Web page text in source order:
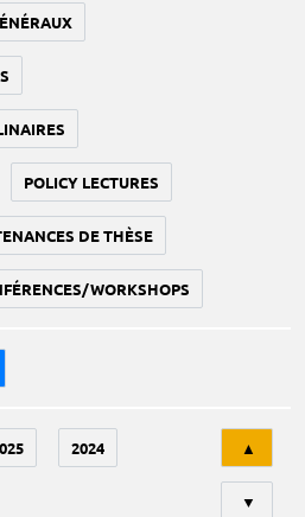
POLICY LECTURES
DE THÈSE
WORKSHOPS
2024 ▲
▼